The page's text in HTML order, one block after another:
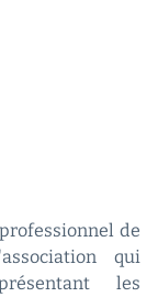
de
qui
les